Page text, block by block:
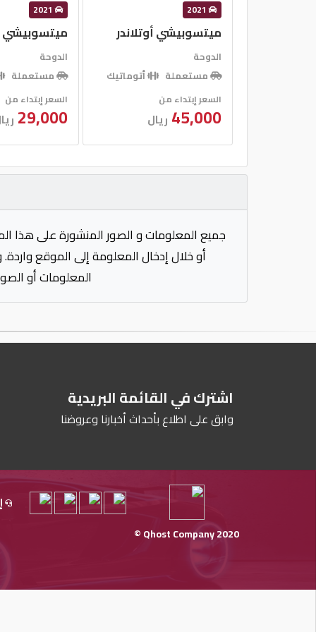
2021
ميتسوبيشي أوتلاندر
الدوحة
مستعملة
أتوماتيك
السعر إبتداء من
45,000 ريال
2021
ميتسوبيشي ال
الدوحة
مستعملة
السعر إبتداء من
29,000
جميع المعلومات و الصور المنشورة على هذا
أو خلال إدخال المعلومة إلى الموقع
المعلومات أو
اشترك في القائمة البريدية
وابق على اطلاع بأحداث أخبارنا وعروضنا
Qhost Company 2020 ©